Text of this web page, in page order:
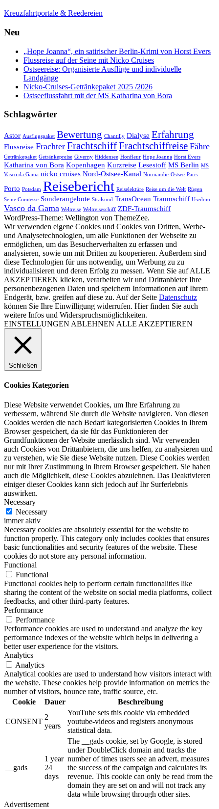
Kreuzfahrtportale & Reedereien
Neu
„Hope Joanna“, ein satirischer Berlin-Krimi von Horst Evers
Flussreise auf der Seine mit Nicko Cruises
Ostseereise: Organisierte Ausflüge und individuelle
Landgänge
Nicko-Cruises-Getränkepaket 2025 /2026
Ostseeflussfahrt mit der MS Katharina von Bora
Schlagwörter
Astor Ausflugspaket Bewertung Chantilly Dialyse Erfahrung
Flussreise Frachter FrachtschiffFrachtschiffreise Fähre
Getränkepaket Getränkepreise Giverny Hiddensee Honfleur Hope Joanna Horst Evers
Katharina von Bora Kopenhagen Kurzreise Lesestoff MS Berlin MS
Vasco da Gama nicko cruises Nord-Ostsee-Kanal Normandie Ostsee Paris
Porto Potsdam Reisebericht Reiselektüre Reise um die Welt Rügen
Seine Comtesse Sonderangebote Stralsund TransOcean Traumschiff Usedom
Vasco da Gama Weltreise Weltreiseschiff ZDF-Traumschiff
WordPress-Theme: Wellington von ThemeZee.
Wir verwenden eigene Cookies und Cookies von Dritten, Werbe-
und Analysetechnologien, um alle Funktionen der Webseite zu
ermöglichen, um das Besucherverhalten zu erfassen und
analysieren, sowie um mit Dritten zu kooperieren. Außerdem sind
diese Technologien für uns notwendig, um Werbung zu zu
individualisieren und deren Erfolg zu messen. Wenn Sie auf ALLE
AKZEPTIEREN klicken, verarbeiten wir und Drittanbieter Ihre
personenbezogenen Daten und speichern Informationen auf Ihrem
Endgerät, bzw. greifen auf diese zu. Auf der Seite Datenschutz
können Sie Ihre Einwilligung widerrufen. Hier finden Sie auch
weitere Infos und Widerspruchsmöglichkeiten.
EINSTELLUNGEN ABLEHNEN ALLE AKZEPTIEREN
Schließen
Cookies Kategorien
Diese Website verwendet Cookies, um Ihre Erfahrung zu
verbessern, während Sie durch die Website navigieren. Von diesen
Cookies werden die nach Bedarf kategorisierten Cookies in Ihrem
Browser gespeichert, da sie für das Funktionieren der
Grundfunktionen der Website unerlässlich sind. Wir verwenden
auch Cookies von Drittanbietern, die uns helfen, zu analysieren und
zu verstehen, wie Sie diese Website nutzen. Diese Cookies werden
nur mit Ihrer Zustimmung in Ihrem Browser gespeichert. Sie haben
auch die Möglichkeit, diese Cookies abzulehnen. Das Deaktivieren
einiger dieser Cookies kann sich jedoch auf Ihr Surferlebnis
auswirken.
Necessary
Necessary
immer aktiv
Necessary cookies are absolutely essential for the website to
function properly. This category only includes cookies that ensures
basic functionalities and security features of the website. These
cookies do not store any personal information.
Functional
Functional
Functional cookies help to perform certain functionalities like
sharing the content of the website on social media platforms, collect
feedbacks, and other third-party features.
Performance
Performance
Performance cookies are used to understand and analyze the key
performance indexes of the website which helps in delivering a
better user experience for the visitors.
Analytics
Analytics
Analytical cookies are used to understand how visitors interact with
the website. These cookies help provide information on metrics the
number of visitors, bounce rate, traffic source, etc.
Cookie
Dauer Beschreibung
CONSENT
2
years
YouTube sets this cookie via embedded
youtube-videos and registers anonymous
statistical data.
__gads
1 year
24
days
The __gads cookie, set by Google, is stored
under DoubleClick domain and tracks the
number of times users see an advert, measures
the success of the campaign and calculates its
revenue. This cookie can only be read from the
domain they are set on and will not track any
data while browsing through other sites.
Advertisement